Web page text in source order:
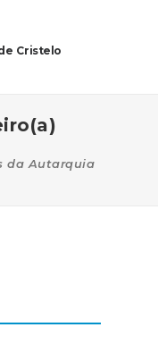
Cristelo
da Autarquia